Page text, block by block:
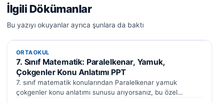
İlgili Dökümanlar
Bu yazıyı okuyanlar ayrıca şunlara da baktı
ORTAOKUL
ORTAOKUL
7. Sınıf Matematik: Paralelkenar, Yamuk,
Çokgenler Konu Anlatımı PPT
7. sınıf matematik konularından Paralelkenar yamuk
çokgenler konu anlatımı sunusu arıyorsanız, bu özel